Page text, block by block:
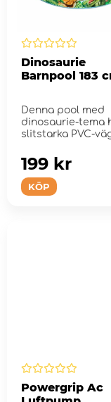
Dinosaurie
Barnpool 183
Denna pool med
dinosaurie-tema
slitstarka PVC-
KÖP
199 kr
Powergrip Ac